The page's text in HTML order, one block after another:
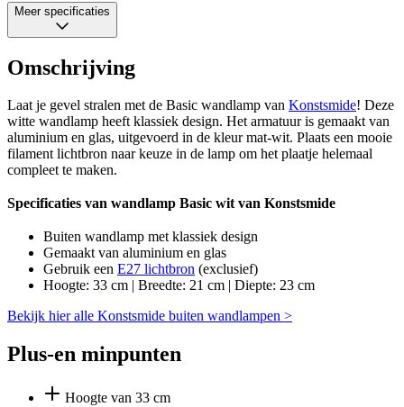
Meer specificaties
Omschrijving
Laat je gevel stralen met de Basic wandlamp van Konstsmide! Deze
witte wandlamp heeft klassiek design. Het armatuur is gemaakt van
aluminium en glas, uitgevoerd in de kleur mat-wit. Plaats een mooie
filament lichtbron naar keuze in de lamp om het plaatje helemaal
compleet te maken.
Specificaties van wandlamp Basic wit van Konstsmide
Buiten wandlamp met klassiek design
Gemaakt van aluminium en glas
Gebruik een E27 lichtbron (exclusief)
Hoogte: 33 cm | Breedte: 21 cm | Diepte: 23 cm
Bekijk hier alle Konstsmide buiten wandlampen >
Plus-en minpunten
Hoogte van 33 cm